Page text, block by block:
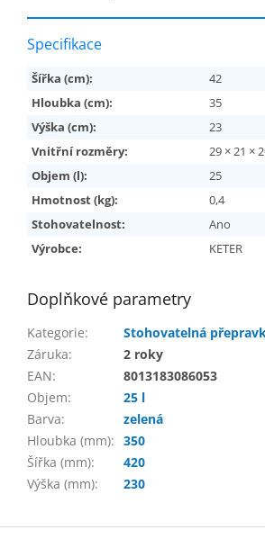
Specifikace
Šířka (cm):
42
Hloubka (cm):
35
Výška (cm):
23
Vnitřní rozměry:
29 × 21 ×
Objem (l):
25
Hmotnost (kg):
0,4
Stohovatelnost:
Ano
Výrobce:
KETER
Doplňkové parametry
Kategorie:
Stohovatelná
Záruka:
2 roky
EAN:
8013183086053
Objem:
25 l
Barva:
zelená
Hloubka (mm): 350
Šířka (mm):
420
Výška (mm): 230
Z